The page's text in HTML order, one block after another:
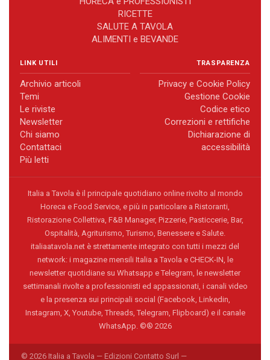
RICETTE
SALUTE A TAVOLA
ALIMENTI e BEVANDE
LINK UTILI
Archivio articoli
Temi
Le riviste
Newsletter
Chi siamo
Contattaci
Più letti
TRASPARENZA
Privacy e Cookie Policy
Gestione Cookie
Codice etico
Correzioni e rettifiche
Dichiarazione di
accessibilità
Italia a Tavola è il principale quotidiano online rivolto al mondo
Horeca e Food Service, e più in particolare a Ristoranti,
Ristorazione Collettiva, F&B Manager, Pizzerie, Pasticcerie, Bar,
Ospitalità, Agriturismo, Turismo, Benessere e Salute.
italiaatavola.net è strettamente integrato con tutti i mezzi del
network: i magazine mensili Italia a Tavola e CHECK-IN, le
newsletter quotidiane su Whatsapp e Telegram, le newsletter
settimanali rivolte a professionisti ed appassionati, i canali video
e la presenza sui principali social (Facebook, Linkedin,
Instagram, X, Youtube, Threads, Telegram, Flipboard) e il canale
WhatsApp. ©® 2026
© 2026 Italia a Tavola — Edizioni Contatto Surl —